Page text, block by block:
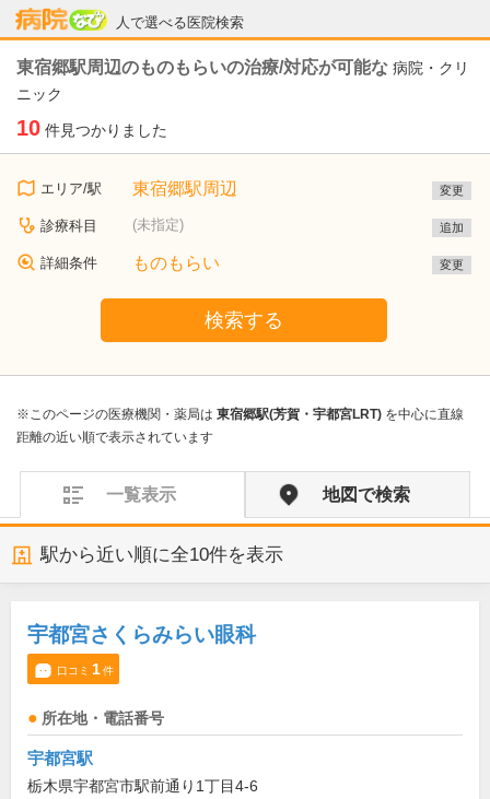
人で選べる医院検索
病院なび
東宿郷駅周辺のものもらいの治療/対応が可能な 病院・クリ
ニック
10 件見つかりました
エリア/駅 東宿郷駅周辺 変更
診療科目 (未指定) 追加
詳細条件 ものもらい 変更
検索する
※このページの医療機関・薬局は 東宿郷駅(芳賀・宇都宮LRT) を中心に直線
距離の近い順で表示されています
一覧表示 地図で検索
駅から近い順に全10件を表示
宇都宮さくらみらい眼科
口コミ 1件
所在地・電話番号
宇都宮駅
栃木県宇都宮市駅前通り1丁目4-6